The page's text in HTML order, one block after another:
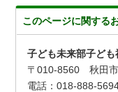
このページに関する
子ども未来部子ど
〒010-8560 秋田
電話：018-888-